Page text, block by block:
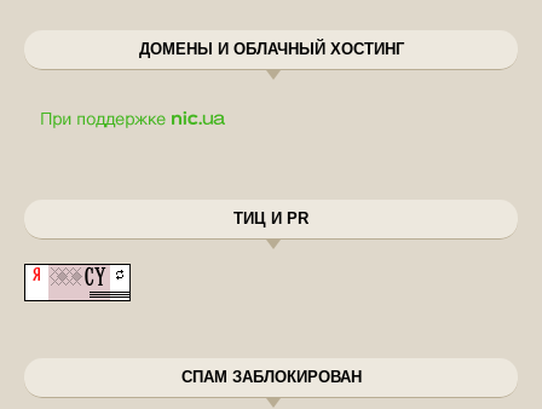
ДОМЕНЫ И ОБЛАЧНЫЙ ХОСТИНГ
ТИЦ И PR
СПАМ ЗАБЛОКИРОВАН